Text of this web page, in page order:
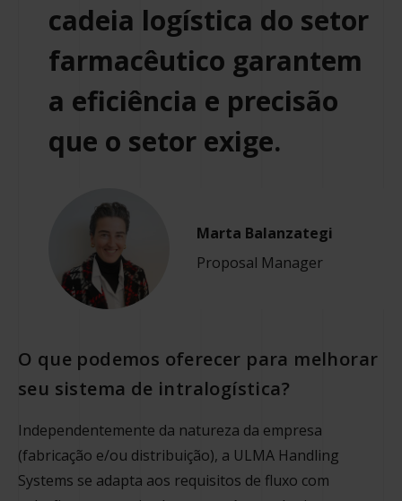
cadeia logística do setor
farmacêutico garantem
a eficiência e precisão
que o setor exige.
Marta Balanzategi
Proposal Manager
O que podemos oferecer para melhorar
seu sistema de intralogística?
Independentemente da natureza da empresa
(fabricação e/ou distribuição), a ULMA Handling
Systems se adapta aos requisitos de fluxo com